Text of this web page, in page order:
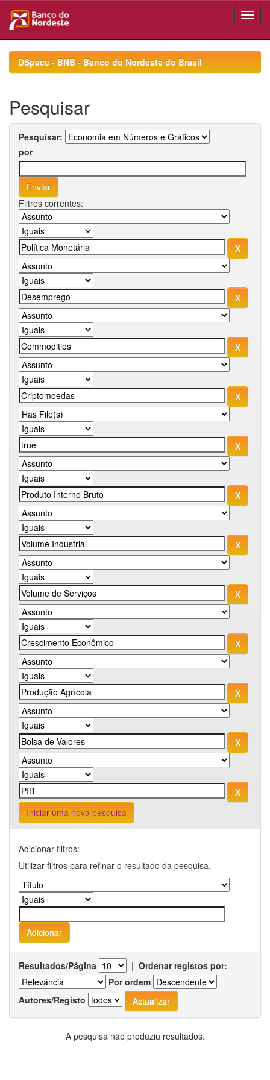
navigationDSpace - BNB - Banco do Nordeste do Brasil
Pesquisar
Pesquisar:
por
Filtros correntes:
Iniciar uma nova pesquisa
Adicionar filtros:
Utilizar filtros para refinar o resultado da pesquisa.
Resultados/Página | Ordenar registos por:
Por ordem
Autores/Registo
A pesquisa não produziu resultados.